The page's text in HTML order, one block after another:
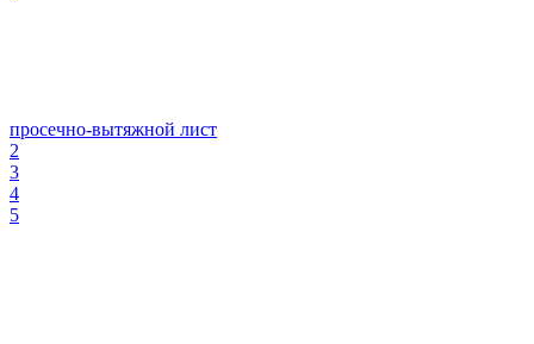
просечно-вытяжной лист
2
3
4
5